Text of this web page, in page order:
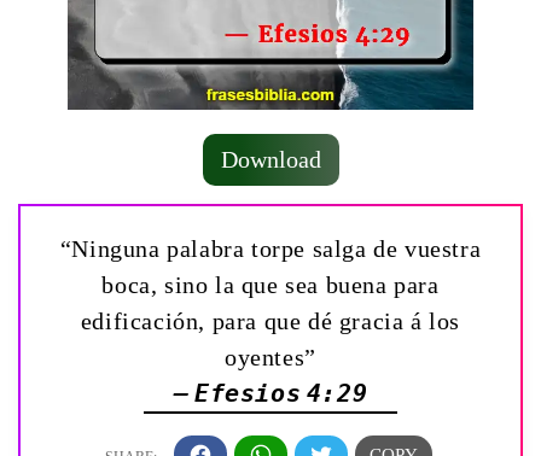
Download
“Ninguna palabra torpe salga de vuestra
boca, sino la que sea buena para
edificación, para que dé gracia á los
oyentes”
— Efesios 4:29